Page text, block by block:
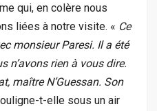
qui, en colère nous
liées à notre visite. « Ce
monsieur Paresi. Il a été
n’avons rien à vous dire.
maître N’Guessan. Son
t-elle sous un air